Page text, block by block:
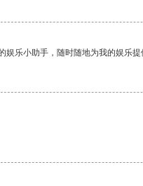
娱乐小助手，随时随地为我的娱乐提